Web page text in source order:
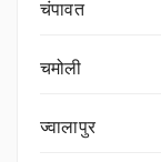
चंपावत
चमोली
ज्वालापुर